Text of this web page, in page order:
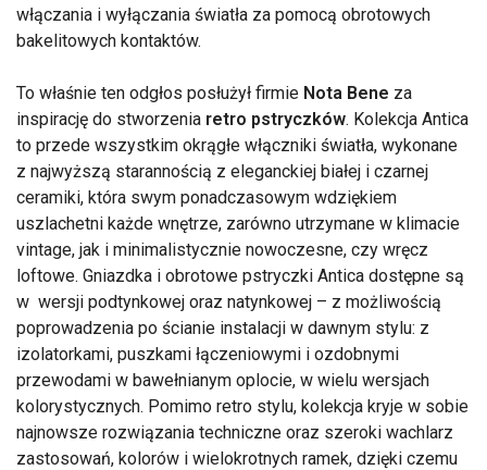
włączania i wyłączania światła za pomocą obrotowych
bakelitowych kontaktów.
To właśnie ten odgłos posłużył firmie Nota Bene za
inspirację do stworzenia retro pstryczków. Kolekcja Antica
to przede wszystkim okrągłe włączniki światła, wykonane
z najwyższą starannością z eleganckiej białej i czarnej
ceramiki, która swym ponadczasowym wdziękiem
uszlachetni każde wnętrze, zarówno utrzymane w klimacie
vintage, jak i minimalistycznie nowoczesne, czy wręcz
loftowe. Gniazdka i obrotowe pstryczki Antica dostępne są
w wersji podtynkowej oraz natynkowej – z możliwością
poprowadzenia po ścianie instalacji w dawnym stylu: z
izolatorkami, puszkami łączeniowymi i ozdobnymi
przewodami w bawełnianym oplocie, w wielu wersjach
kolorystycznych. Pomimo retro stylu, kolekcja kryje w sobie
najnowsze rozwiązania techniczne oraz szeroki wachlarz
zastosowań, kolorów i wielokrotnych ramek, dzięki czemu